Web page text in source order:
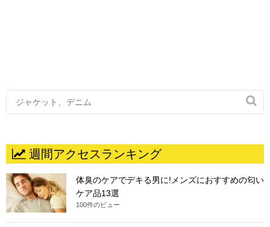

週間アクセスランキング
体臭のケアでデキる男に!メンズにおすすめの匂い
ケア品13選
100件のビュー